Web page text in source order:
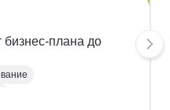
бизнес-плана до